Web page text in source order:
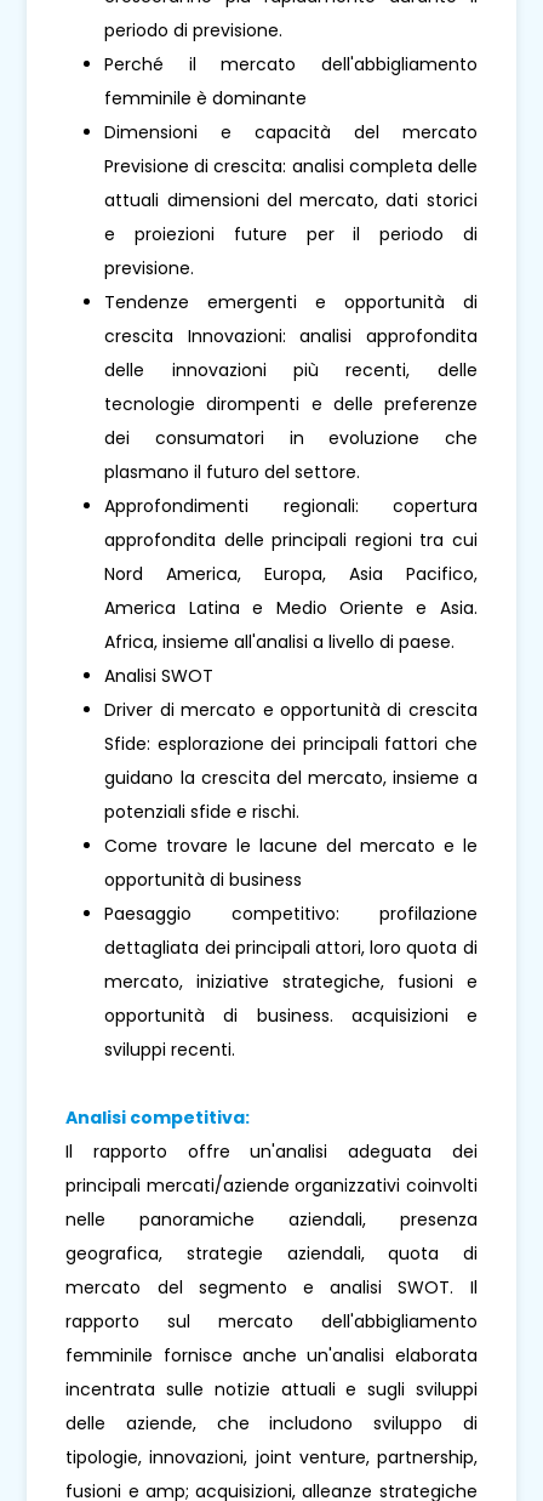
periodo di previsione.
Perché il mercato dell'abbigliamento
femminile è dominante
Dimensioni e capacità del mercato
Previsione di crescita: analisi completa delle
attuali dimensioni del mercato, dati storici
e proiezioni future per il periodo di
previsione.
Tendenze emergenti e opportunità di
crescita Innovazioni: analisi approfondita
delle innovazioni più recenti, delle
tecnologie dirompenti e delle preferenze
dei consumatori in evoluzione che
plasmano il futuro del settore.
Approfondimenti regionali: copertura
approfondita delle principali regioni tra cui
Nord America, Europa, Asia Pacifico,
America Latina e Medio Oriente e Asia.
Africa, insieme all'analisi a livello di paese.
Analisi SWOT
Driver di mercato e opportunità di crescita
Sfide: esplorazione dei principali fattori che
guidano la crescita del mercato, insieme a
potenziali sfide e rischi.
Come trovare le lacune del mercato e le
opportunità di business
Paesaggio competitivo: profilazione
dettagliata dei principali attori, loro quota di
mercato, iniziative strategiche, fusioni e
opportunità di business. acquisizioni e
sviluppi recenti.
Analisi competitiva:
Il rapporto offre un'analisi adeguata dei
principali mercati/aziende organizzativi coinvolti
nelle panoramiche aziendali, presenza
geografica, strategie aziendali, quota di
mercato del segmento e analisi SWOT. Il
rapporto sul mercato dell'abbigliamento
femminile fornisce anche un'analisi elaborata
incentrata sulle notizie attuali e sugli sviluppi
delle aziende, che includono sviluppo di
tipologie, innovazioni, joint venture, partnership,
fusioni e amp; acquisizioni, alleanze strategiche